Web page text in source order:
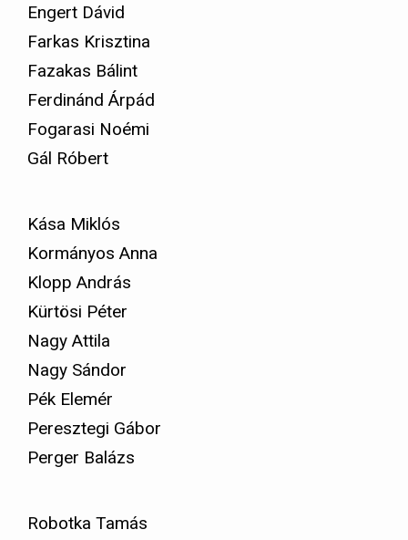
Engert Dávid
Farkas Krisztina
Fazakas Bálint
Ferdinánd Árpád
Fogarasi Noémi
Gál Róbert
Kása Miklós
Kormányos Anna
Klopp András
Kürtösi Péter
Nagy Attila
Nagy Sándor
Pék Elemér
Peresztegi Gábor
Perger Balázs
Robotka Tamás